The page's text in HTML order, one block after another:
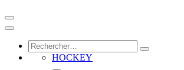
HOCKEY